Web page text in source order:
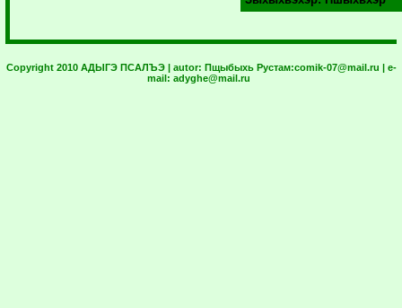
Copyright 2010 АДЫГЭ ПСАЛЪЭ | autor: Пщыбыхь Рустам:comik-07@mail.ru | e-
mail: adyghe@mail.ru